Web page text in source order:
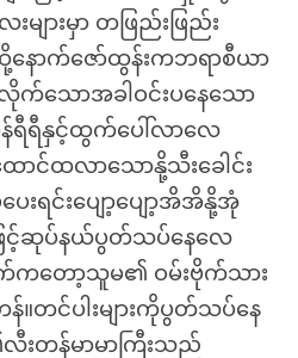
များမှာ တဖြည်းဖြည်း
ာက်ဇော်ထွန်းကဘရာစီယာ
က်သောအခါဝင်းပနေသော
ရီရီနှင့်ထွက်ပေါ်လာလေ
ာင်ထလာသောနို့သီးခေါင်း
ပေးရင်းပျော့ပျော့အိအိနို့အုံ
င့်ဆုပ်နယ်ပွတ်သပ်နေလေ
တော့သူမ၏ ဝမ်းဗိုက်သား
န်။တင်ပါးများကိုပွတ်သပ်နေ
တန်မာမာကြီးသည်